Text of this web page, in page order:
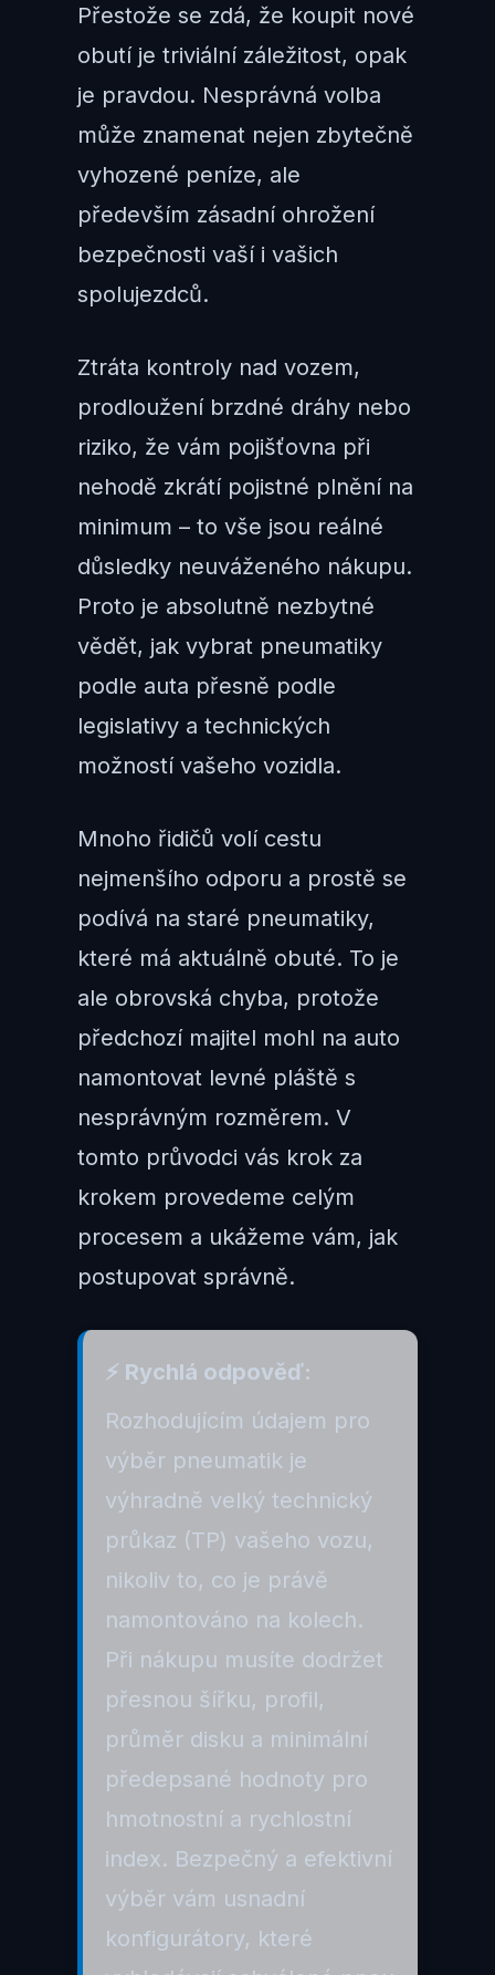
Přestože se zdá, že koupit nové
obutí je triviální záležitost, opak
je pravdou. Nesprávná volba
může znamenat nejen zbytečně
vyhozené peníze, ale
především zásadní ohrožení
bezpečnosti vaší i vašich
spolujezdců.
Ztráta kontroly nad vozem,
prodloužení brzdné dráhy nebo
riziko, že vám pojišťovna při
nehodě zkrátí pojistné plnění na
minimum – to vše jsou reálné
důsledky neuváženého nákupu.
Proto je absolutně nezbytné
vědět, jak vybrat pneumatiky
podle auta přesně podle
legislativy a technických
možností vašeho vozidla.
Mnoho řidičů volí cestu
nejmenšího odporu a prostě se
podívá na staré pneumatiky,
které má aktuálně obuté. To je
ale obrovská chyba, protože
předchozí majitel mohl na auto
namontovat levné pláště s
nesprávným rozměrem. V
tomto průvodci vás krok za
krokem provedeme celým
procesem a ukážeme vám, jak
postupovat správně.
⚡ Rychlá odpověď:
Rozhodujícím údajem pro
výběr pneumatik je
výhradně velký technický
průkaz (TP) vašeho vozu,
nikoliv to, co je právě
namontováno na kolech.
Při nákupu musíte dodržet
přesnou šířku, profil,
průměr disku a minimální
předepsané hodnoty pro
hmotnostní a rychlostní
index. Bezpečný a efektivní
výběr vám usnadní
konfigurátory, které